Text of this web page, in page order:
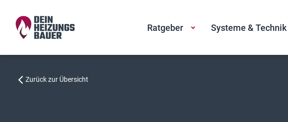
Ratgeber Systeme & Technik
Zurück zur Übersicht